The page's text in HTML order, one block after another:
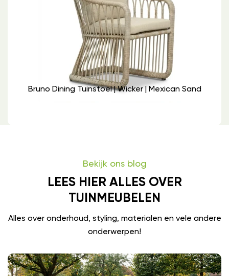
Bruno Dining Tuinstoel | Wicker | Mexican Sand
Bekijk ons blog
LEES HIER ALLES OVER
TUINMEUBELEN
Alles over onderhoud, styling, materialen en vele andere
onderwerpen!